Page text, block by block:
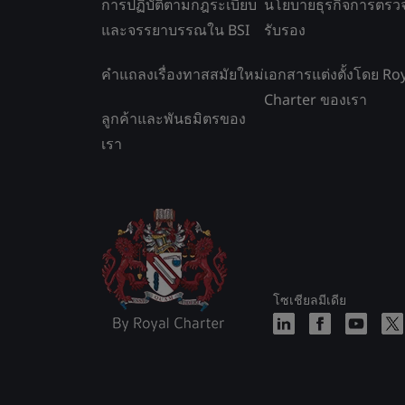
การปฏิบัติตามกฎระเบียบ
และจรรยาบรรณใน BSI
คำแถลงเรื่องทาสสมัยใหม่
ลูกค้าและพันธมิตรของ
เรา
นโยบายธุรกิจการตรว
รับรอง
เอกสารแต่งตั้งโดย
Charter ของเรา
โซเชียลมีเดีย